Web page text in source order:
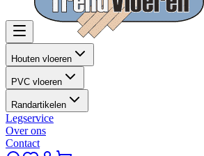
Houten vloeren
PVC vloeren
Randartikelen
Legservice
Over ons
Contact